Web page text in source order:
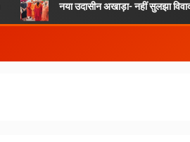
नया उदासीन अखाड़ा- नहीं सुलझा